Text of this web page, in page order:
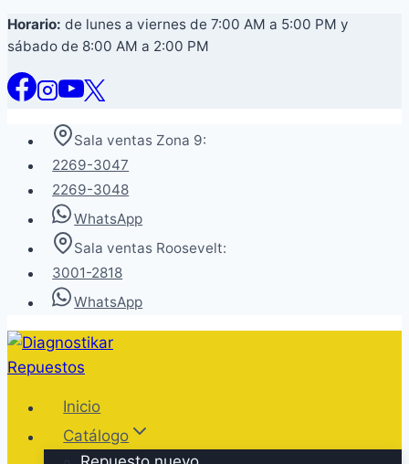
Saltar
al
contenido
Horario: de lunes a viernes de 7:00 AM a 5:00 PM y
sábado de 8:00 AM a 2:00 PM
Sala ventas Zona 9:
2269-3047
2269-3048
WhatsApp
Sala ventas Roosevelt:
3001-2818
WhatsApp
Inicio
Catálogo